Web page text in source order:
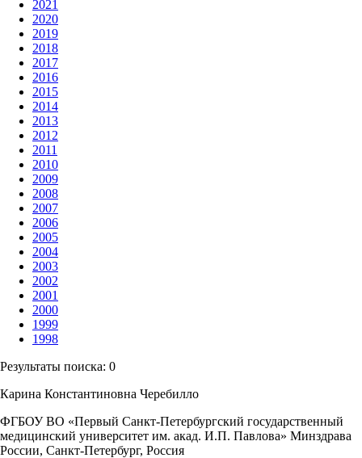
2021
2020
2019
2018
2017
2016
2015
2014
2013
2012
2011
2010
2009
2008
2007
2006
2005
2004
2003
2002
2001
2000
1999
1998
Результаты поиска: 0
Карина Константиновна Черебилло
ФГБОУ ВО «Первый Санкт-Петербургский государственный
медицинский университет им. акад. И.П. Павлова» Минздрава
России, Санкт-Петербург, Россия